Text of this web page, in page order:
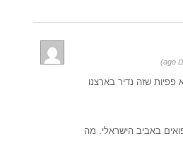
שזה נדיר בארצנו
באביב הישראלי. מה